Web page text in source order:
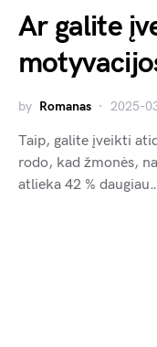
Ar galite
by Romanas 2025-
Taip, galite įveikti
rodo, kad žmonės,
atlieka 42 %